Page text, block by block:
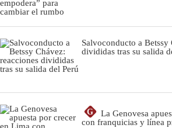
Salvoconducto a Betssy
divididas tras su salida
G
La Genovesa
con franquicias y línea